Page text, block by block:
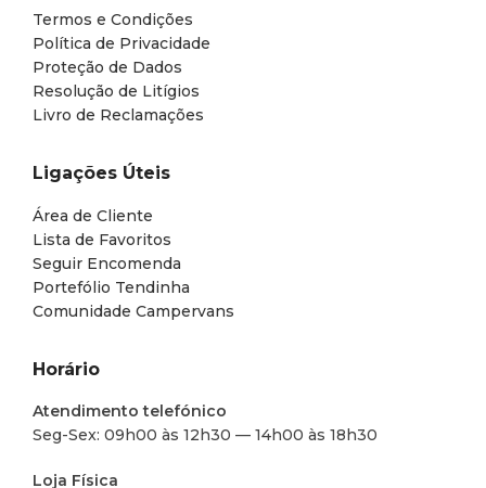
Termos e Condições
Política de Privacidade
Proteção de Dados
Resolução de Litígios
Livro de Reclamações
Ligações Úteis
Área de Cliente
Lista de Favoritos
Seguir Encomenda
Portefólio Tendinha
Comunidade Campervans
Horário
Atendimento telefónico
Seg-Sex: 09h00 às 12h30 — 14h00 às 18h30
Loja Física